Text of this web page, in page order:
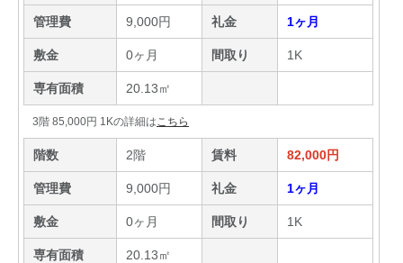
管理費 9,000円 礼金 1ヶ月
敷金 0ヶ月 間取り 1K
専有面積 20.13㎡
3階 85,000円 1Kの詳細は こちら
階数 2階 賃料 82,000円
管理費 9,000円 礼金 1ヶ月
敷金 0ヶ月 間取り 1K
専有面積 20.13㎡